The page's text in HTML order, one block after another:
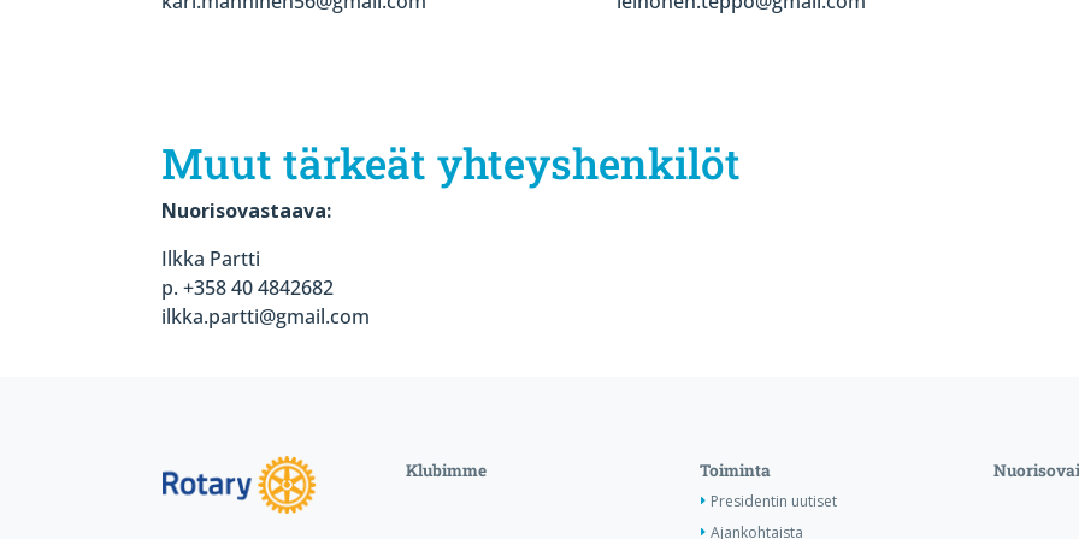
Muut tärkeät yhteyshenkilöt
Nuorisovastaava:
Ilkka Partti
p. +358 40 4842682
ilkka.partti@gmail.com
Klubimme Toiminta
Presidentin uutiset
Ajankohtaista